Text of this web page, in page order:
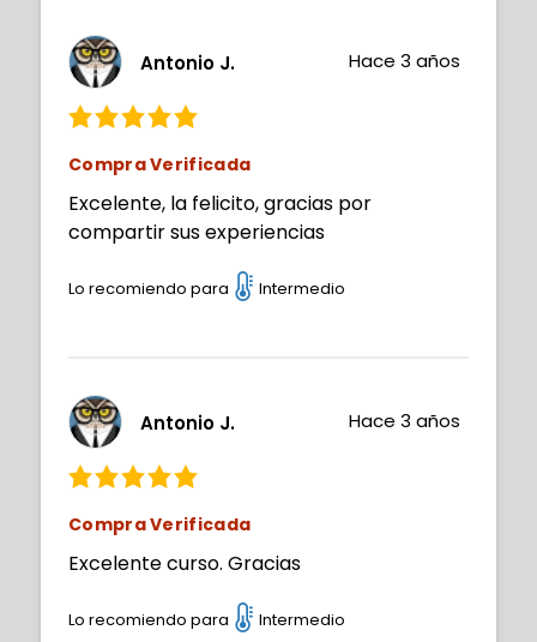
Antonio J. Hace 3 años
Compra Verificada
Excelente, la felicito, gracias por
compartir sus experiencias
Lo recomiendo para Intermedio
Antonio J. Hace 3 años
Compra Verificada
Excelente curso. Gracias
Lo recomiendo para Intermedio